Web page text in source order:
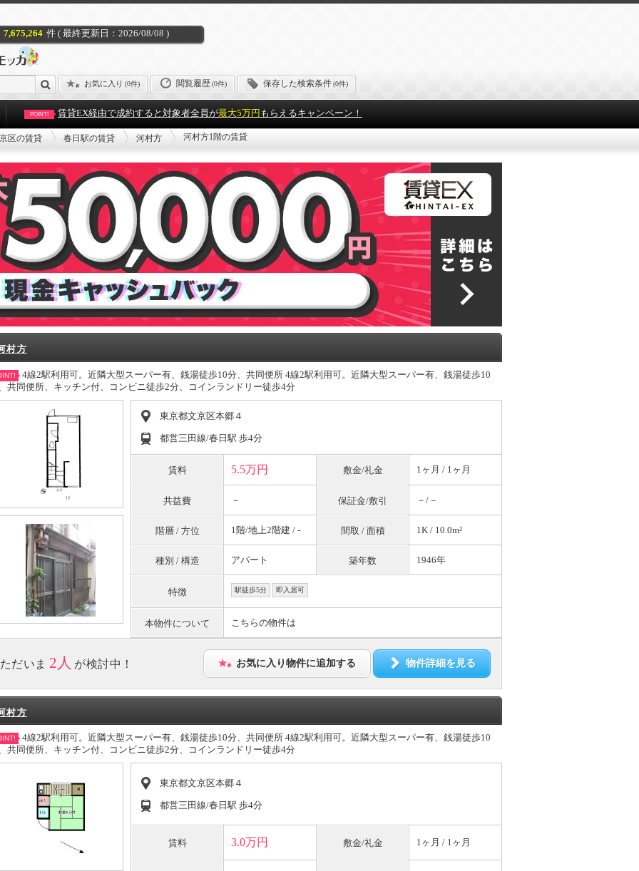
7,675,264 件 ( 最終更新日：2026/08/08 )
お気に入り (0件) 閲覧履歴(0件) 保存した検索条件(0件)
POINT! 賃貸EX経由で成約すると対象者全員が最大5万円 もらえるキャンペーン！
区の賃貸 春日駅の賃貸 河村方 河村方1階の賃貸
村方
4線2駅利用可。近隣大型スーパー有、銭湯徒歩10分、共同便所 4線2駅利用可。近隣大型スーパー有、銭湯徒歩10
共同便所、キッチン付、コンビニ徒歩2分、コインランドリー徒歩4分
東京都文京区本郷４
都営三田線/春日駅 歩4分
賃料 5.5万円 敷金/礼金 1ヶ月 / 1ヶ月
共益費 － 保証金/敷引 －/－
階層 / 方位 1階/地上2階建 / - 間取 / 面積 1K / 10.0m²
種別 / 構造 アパート 築年数 1946年
特徴 駅徒歩5分 即入居可
本物件について こちらの物件は
ただいま 2人 が検討中！ お気に入り物件に追加する 物件詳細を見る
村方
4線2駅利用可。近隣大型スーパー有、銭湯徒歩10分、共同便所 4線2駅利用可。近隣大型スーパー有、銭湯徒歩10
共同便所、キッチン付、コンビニ徒歩2分、コインランドリー徒歩4分
東京都文京区本郷４
都営三田線/春日駅 歩4分
賃料 3.0万円 敷金/礼金 1ヶ月 / 1ヶ月